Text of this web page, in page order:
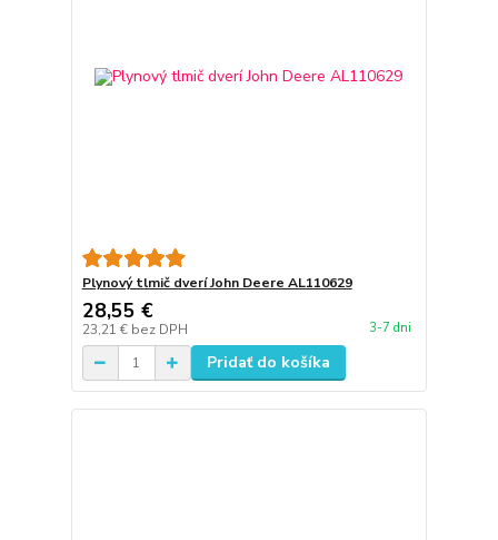
Plynový tlmič dverí John Deere AL110629
28,55 €
23,21 € bez DPH 3-7 dni
Pridať do košíka